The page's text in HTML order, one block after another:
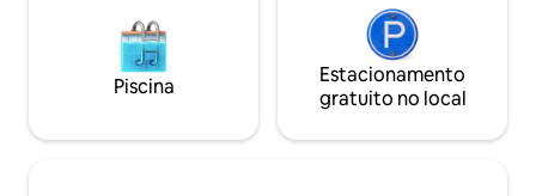
Piscina
Estacionamento
gratuito no local